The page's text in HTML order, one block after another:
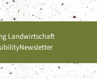
Landwirtschaft
Newsletter